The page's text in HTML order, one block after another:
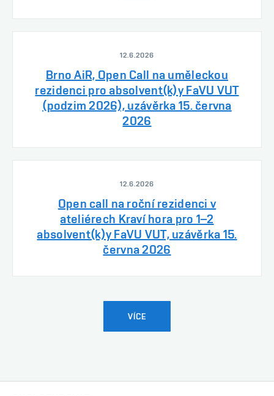
12.6.2026
Brno AiR, Open Call na uměleckou
rezidenci pro absolvent(k)y FaVU VUT
(podzim 2026), uzávěrka 15. června
2026
12.6.2026
Open call na roční rezidenci v
ateliérech Kraví hora pro 1–2
absolvent(k)y FaVU VUT, uzávěrka 15.
června 2026
VÍCE